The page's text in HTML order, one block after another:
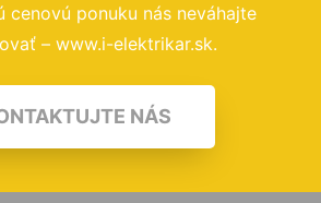
cenovú ponuku nás neváhajte
– www.i-elektrikar.sk.
NÁS